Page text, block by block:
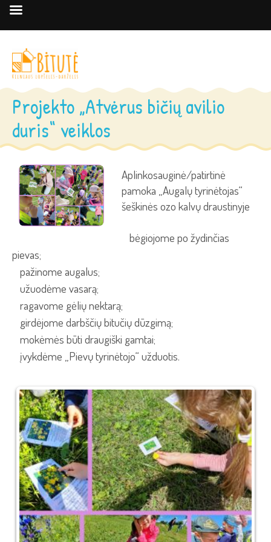
Projekto „Atvėrus bičių avilio
duris“ veiklos
Aplinkosauginė/patirtinė
pamoka „Augalų tyrinėtojas“
šeškinės ozo kalvų draustinyje
bėgiojome po žydinčias
pievas;
pažinome augalus;
užuodėme vasarą;
ragavome gėlių nektarą;
girdėjome darbščių bitučių dūzgimą;
mokėmės būti draugiški gamtai;
įvykdėme „Pievų tyrinėtojo“ užduotis.